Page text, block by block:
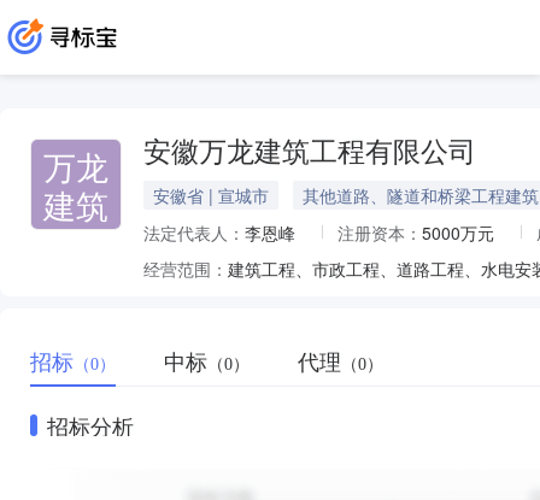
万龙
建筑
安徽万龙建筑工程有限公司
安徽省 | 宣城市
其他道路、隧道和桥梁工程建筑
法定代表人： 李恩峰 注册资本： 5000万元
经营范围：
招标 （0） 中标 （0） 代理 （0）
招标分析